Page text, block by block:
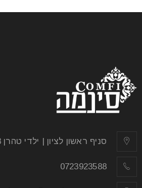
סניף ראשון לציון | ילדי טהרן 8, מתחם "gigi's"
0723923588